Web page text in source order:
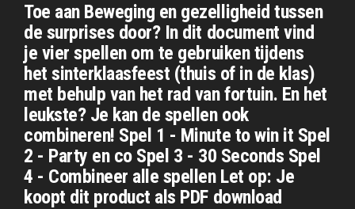
Toe aan Beweging en gezelligheid tussen
de surprises door? In dit document vind
je vier spellen om te gebruiken tijdens
het sinterklaasfeest (thuis of in de klas)
met behulp van het rad van fortuin. En het
leukste? Je kan de spellen ook
combineren! Spel 1 - Minute to win it Spel
2 - Party en co Spel 3 - 30 Seconds Spel
4 - Combineer alle spellen Let op: Je
koopt dit product als PDF download